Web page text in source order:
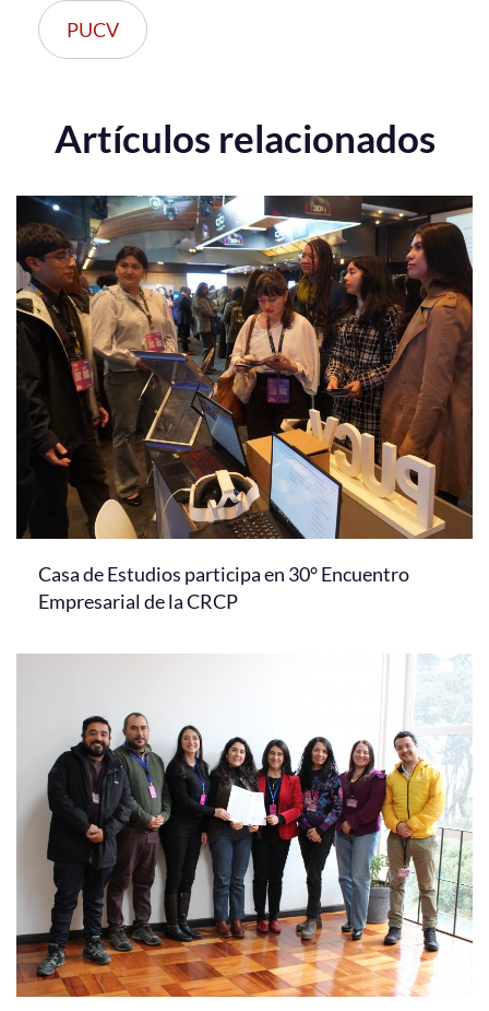
PUCV
Artículos relacionados
Casa de Estudios participa en 30° Encuentro
Empresarial de la CRCP